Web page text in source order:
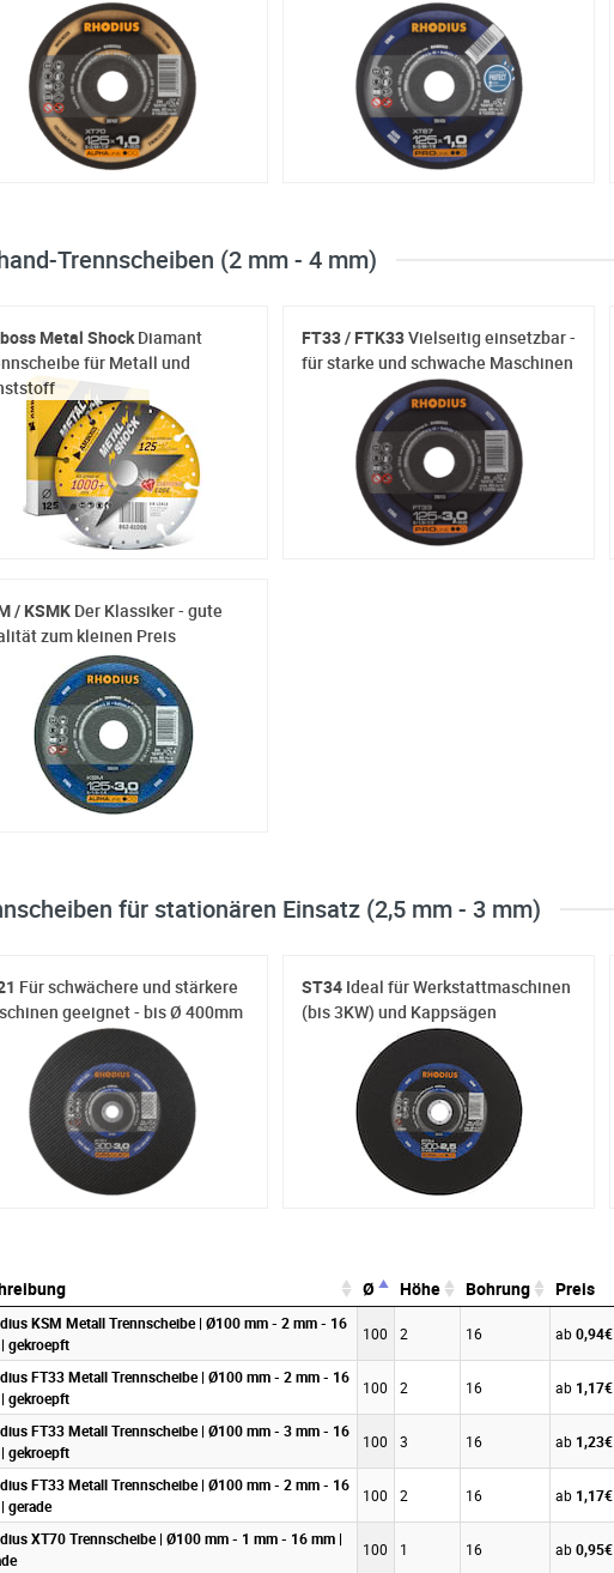
Trennscheiben (2 mm - 4 mm)
Metal ShockDiamant
für Metall und
FT33 / FTK33Vielseitig einsetzbar -
für starke und schwache Maschinen
/ KSMK Der Klassiker - gute
zum kleinen Preis
für stationären Einsatz (2,5 mm - 3 mm)
Für schwächere und stärkere
geeignet - bis Ø 400mm
ST34Ideal für Werkstattmaschinen
(bis 3KW) und Kappsägen
Ø Höhe Bohrung Preis
KSM Metall Trennscheibe | Ø100 mm - 2 mm - 16
gekroepft
100 2 16 ab0,94€
FT33 Metall Trennscheibe | Ø100 mm - 2 mm - 16
gekroepft
100 2 16 ab 1,17€
FT33 Metall Trennscheibe | Ø100 mm - 3 mm - 16
gekroepft
100 3 16 ab 1,23€
FT33 Metall Trennscheibe | Ø100 mm - 2 mm - 16
gerade
100 2 16 ab 1,17€
XT70 Trennscheibe | Ø100 mm - 1 mm - 16 mm |
100 1 16 ab0,95€